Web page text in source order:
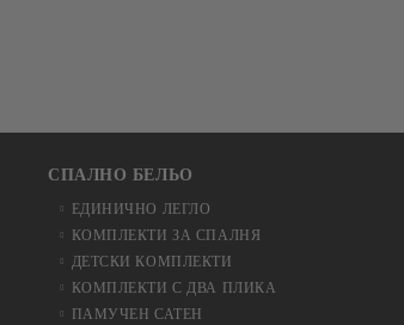
СПАЛНО БЕЛЬО
ЕДИНИЧНО ЛЕГЛО
КОМПЛЕКТИ ЗА СПАЛНЯ
ДЕТСКИ КОМПЛЕКТИ
КОМПЛЕКТИ С ДВА ПЛИКА
ПАМУЧЕН САТЕН